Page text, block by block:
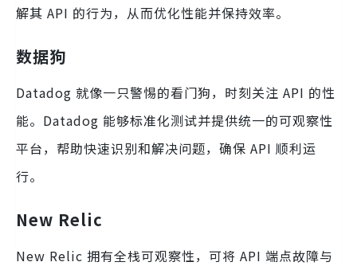
解其 API 的行为，从而优化性能并保持效率。
数据狗
Datadog 就像一只警惕的看门狗，时刻关注 API 的性
能。Datadog 能够标准化测试并提供统一的可观察性
平台，帮助快速识别和解决问题，确保 API 顺利运
行。
New Relic
New Relic 拥有全栈可观察性，可将 API 端点故障与